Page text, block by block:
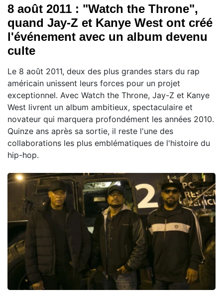
8 août 2011 : "Watch the Throne",
quand Jay-Z et Kanye West ont créé
l'événement avec un album devenu
culte
Le 8 août 2011, deux des plus grandes stars du rap
américain unissent leurs forces pour un projet
exceptionnel. Avec Watch the Throne, Jay-Z et Kanye
West livrent un album ambitieux, spectaculaire et
novateur qui marquera profondément les années 2010.
Quinze ans après sa sortie, il reste l'une des
collaborations les plus emblématiques de l'histoire du
hip-hop.